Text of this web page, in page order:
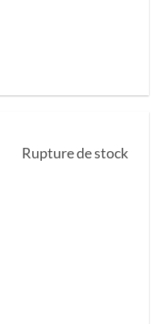
Rupture de stock